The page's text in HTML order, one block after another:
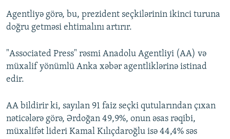
Agentliyə görə, bu, prezident seçkilərinin ikinci turuna
doğru getməsi ehtimalını artırır.
"Associated Press" rəsmi Anadolu Agentliyi (AA) və
müxalif yönümlü Anka xəbər agentliklərinə istinad
edir.
AA bildirir ki, sayılan 91 faiz seçki qutularından çıxan
nəticələrə görə, Ərdoğan 49,9%, onun əsas rəqibi,
müxalifət lideri Kamal Kılıçdaroğlu isə 44,4% səs